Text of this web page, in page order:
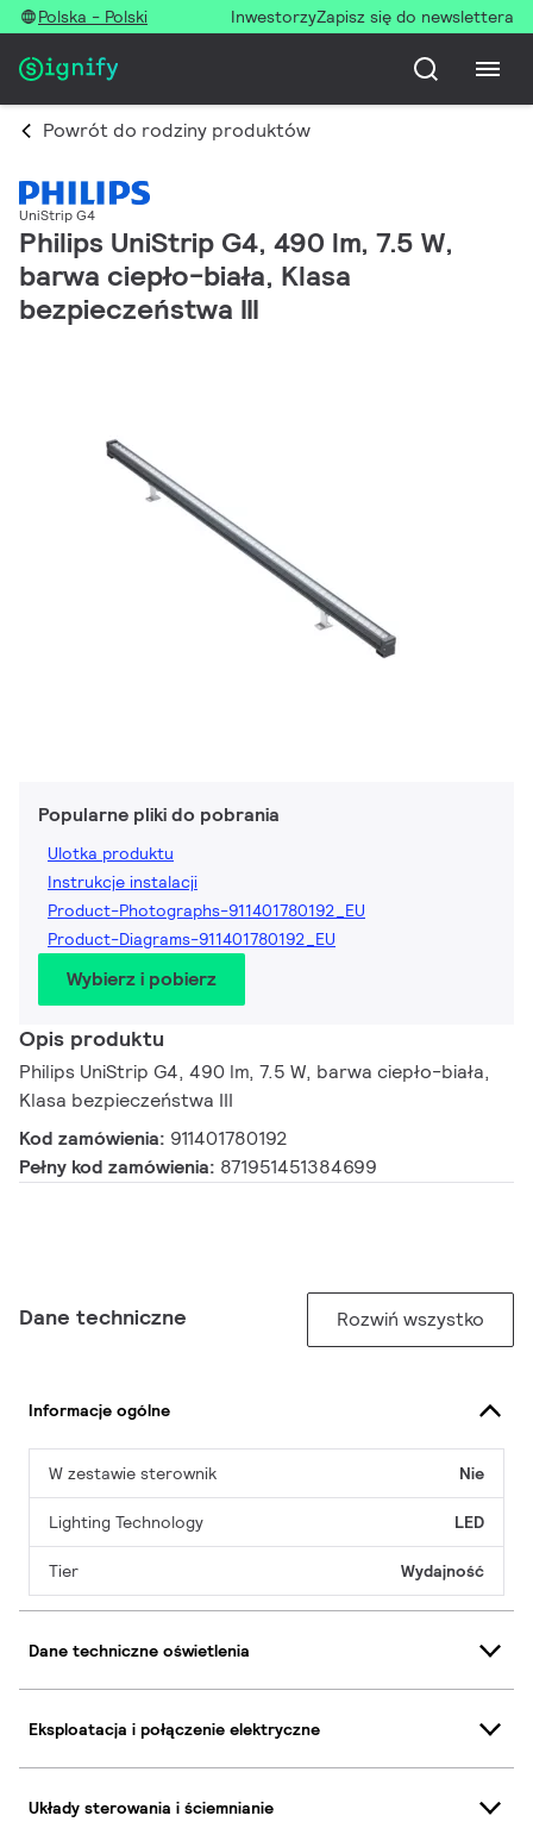
Polska - Polski InwestorzyZapisz się do newslettera
Powrót do rodziny produktów
UniStrip G4
Philips UniStrip G4, 490 lm, 7.5 W,
barwa ciepło-biała, Klasa
bezpieczeństwa III
Popularne pliki do pobrania
Ulotka produktu
Instrukcje instalacji
Product-Photographs-911401780192_EU
Product-Diagrams-911401780192_EU
Wybierz i pobierz
Opis produktu
Philips UniStrip G4, 490 lm, 7.5 W, barwa ciepło-biała,
Klasa bezpieczeństwa III
Kod zamówienia: 911401780192
Pełny kod zamówienia: 871951451384699
Dane techniczne Rozwiń wszystko
Informacje ogólne
W zestawie sterownik Nie
Lighting Technology LED
Tier Wydajność
Dane techniczne oświetlenia
Eksploatacja i połączenie elektryczne
Układy sterowania i ściemnianie